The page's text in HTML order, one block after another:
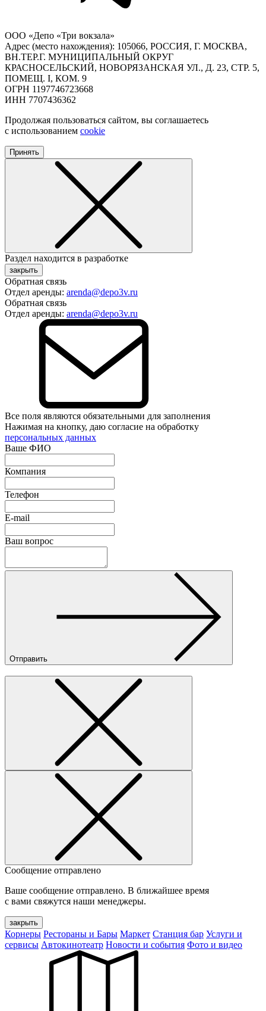
ООО «Депо «Три вокзала»
Адрес (место нахождения): 105066, РОССИЯ, Г. МОСКВА,
ВН.ТЕР.Г. МУНИЦИПАЛЬНЫЙ ОКРУГ
КРАСНОСЕЛЬСКИЙ, НОВОРЯЗАНСКАЯ УЛ., Д. 23, СТР. 5,
ПОМЕЩ. I, КОМ. 9
ОГРН 1197746723668
ИНН 7707436362
Продолжая пользоваться сайтом, вы соглашаетесь
с использованием cookie
Принять
Раздел находится в разработке
закрыть
Обратная связь
Отдел аренды: arenda@depo3v.ru
Обратная связь
Отдел аренды: arenda@depo3v.ru
Все поля являются обязательными для заполнения
Нажимая на кнопку, даю согласие на обработку
персональных данных
Ваше ФИО
Компания
Телефон
E-mail
Ваш вопрос
Отправить
Сообщение отправлено
Ваше сообщение отправлено. В ближайшее время
с вами свяжутся наши менеджеры.
закрыть
Корнеры Рестораны и Бары Маркет Станция бар Услуги и
сервисы Автокинотеатр Новости и события Фото и видео